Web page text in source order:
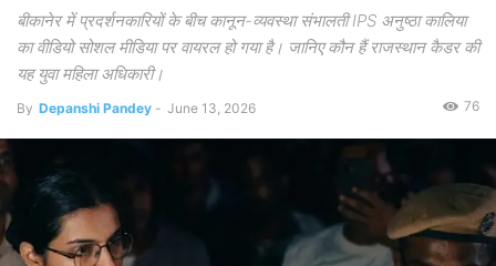
बीकानेर में प्रदर्शनकारियों के बीच कानून-व्यवस्था संभालती IPS अनुष्ठा कालिया
का वीडियो सोशल मीडिया पर वायरल हो गया है। जानिए कौन हैं राजस्थान कैडर की
यह युवा महिला अधिकारी।
By Depanshi Pandey - June 13, 2026 76